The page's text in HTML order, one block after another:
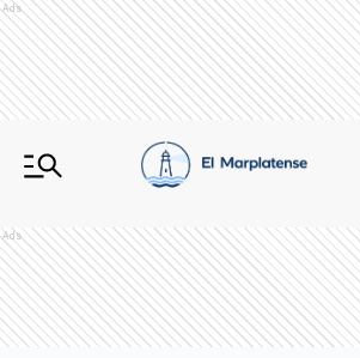
Ads
Ads